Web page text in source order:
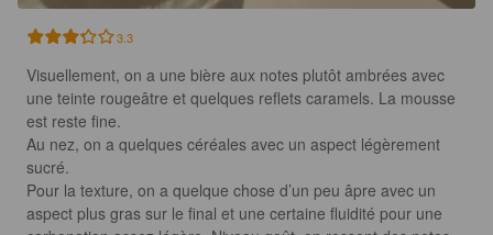
3.3
Visuellement, on a une bière aux notes plutôt ambrées avec
une teinte rougeâtre et quelques reflets caramels. La mousse
est reste fine.
Au nez, on a quelques céréales avec un aspect légèrement
sucré.
Pour la texture, on a quelque chose d’un peu âpre avec un
aspect plus gras sur le final et une certaine fluidité pour une